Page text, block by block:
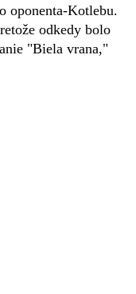
oponenta-Kotlebu.
odkedy bolo
"Biela vrana,"